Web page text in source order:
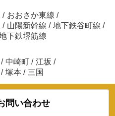
/ おおさか東線 /
/ 山陽新幹線 / 地下鉄谷町線 /
下鉄堺筋線
/ 中崎町 / 江坂 /
/ 塚本 / 三国
問い合わせ